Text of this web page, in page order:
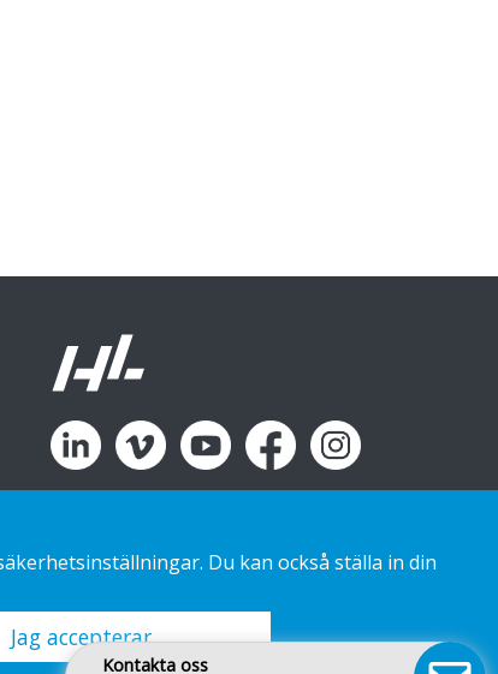
Kontakta oss
Du kan också ställa in din
Jag accepterar